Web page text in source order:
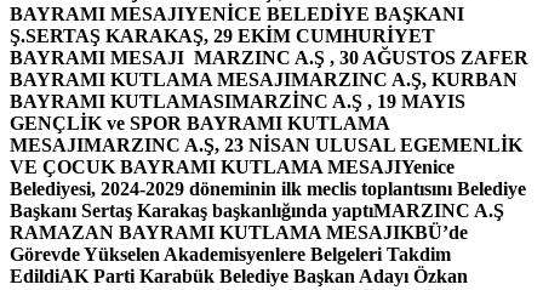
BAYRAMI MESAJIYENİCE BELEDİYE BAŞKANI
Ş.SERTAŞ KARAKAŞ, 29 EKİM CUMHURİYET
BAYRAMI MESAJI MARZINC A.Ş , 30 AĞUSTOS ZAFER
BAYRAMI KUTLAMA MESAJIMARZINC A.Ş, KURBAN
BAYRAMI KUTLAMASIMARZİNC A.Ş , 19 MAYIS
GENÇLİK ve SPOR BAYRAMI KUTLAMA
MESAJIMARZINC A.Ş, 23 NİSAN ULUSAL EGEMENLİK
VE ÇOCUK BAYRAMI KUTLAMA MESAJIYenice
Belediyesi, 2024-2029 döneminin ilk meclis toplantısını Belediye
Başkanı Sertaş Karakaş başkanlığında yaptıMARZINC A.Ş
RAMAZAN BAYRAMI KUTLAMA MESAJIKBÜ’de
Görevde Yükselen Akademisyenlere Belgeleri Takdim
EdildiAK Parti Karabük Belediye Başkan Adayı Özkan